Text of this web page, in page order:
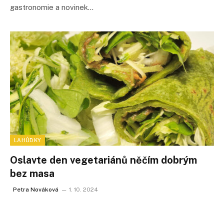
gastronomie a novinek…
LAHŮDKY
Oslavte den vegetariánů něčím dobrým
bez masa
Petra Nováková 1. 10. 2024